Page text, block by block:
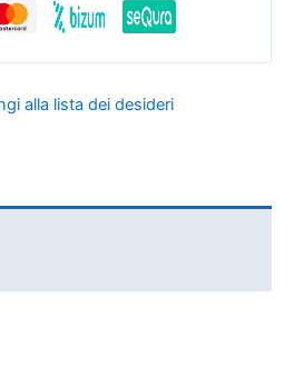
alla lista dei desideri